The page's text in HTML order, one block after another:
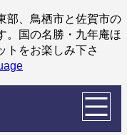
部、鳥栖市と佐賀市の
。国の名勝・九年庵ほ
トをお楽しみ下さ